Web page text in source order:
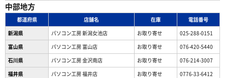
中部地方
都道府県 店舗名 在庫
電話番号
新潟県
パソコン工房 新潟女池店 お取り寄せ
025-288-0151
富山県
パソコン工房 富山店 お取り寄せ
076-420-5440
石川県
パソコン工房 金沢南店 お取り寄せ
076-214-3007
福井県
パソコン工房 福井店 お取り寄せ 0776-33-6412